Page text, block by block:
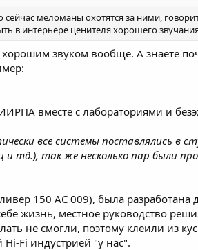
меломаны охотятся за ними,
в интерьере ценителя хорошего
звуком вообще. А знаете
вместе с лабораториями и
все системы поставлялись в
тд.), так же несколько пар были
150 АС 009), была
жизнь, местное руководство
не смогли, поэтому клеили из
Fi индустрией "у нас".